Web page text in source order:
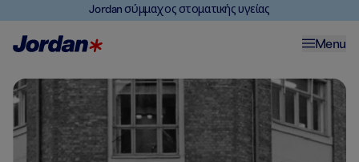
Jordan σύμμαχος στοματικής υγείας
Menu
Σχετικά με το Jordan